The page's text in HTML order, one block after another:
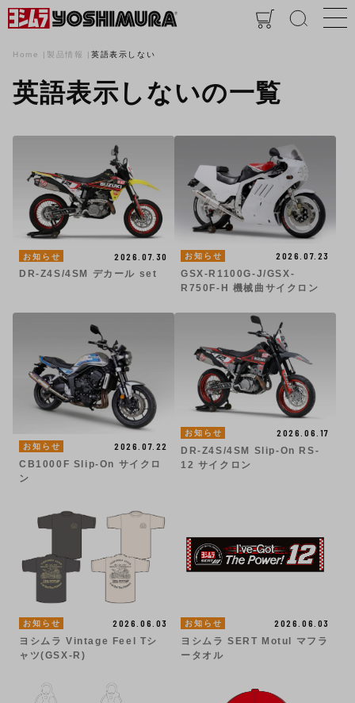
Home 製品情報 英語表示しない
英語表示しないの一覧
お知らせ
2026.07.30
DR-Z4S/4SM デカール set
お知らせ
2026.07.23
GSX-R1100G-J/GSX-
R750F-H 機械曲サイクロン
お知らせ
2026.07.22
CB1000F Slip-On サイクロ
ン
お知らせ
2026.06.17
DR-Z4S/4SM Slip-On RS-
12 サイクロン
お知らせ
2026.06.03
ヨシムラ Vintage Feel Tシ
ャツ(GSX-R)
お知らせ
2026.06.03
ヨシムラ SERT Motul マフラ
ータオル